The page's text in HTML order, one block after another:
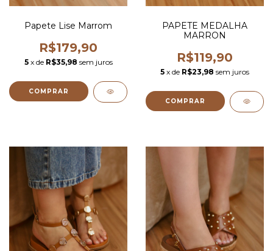
Papete Lise Marrom
R$179,90
5 x de R$35,98 sem juros
COMPRAR
PAPETE MEDALHA
MARRON
R$119,90
5 x de R$23,98 sem juros
COMPRAR